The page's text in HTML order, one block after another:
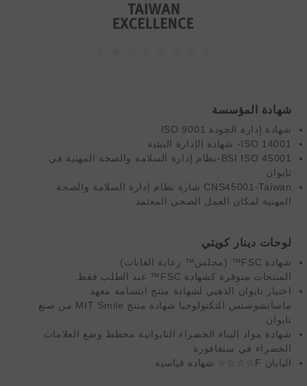
شهادة المؤسسة
شهادة إدارة الجودة ISO 9001
ISO 14001- شهادة الإدارة البيئية
BSI ISO 45001-نظام إدارة السلامة والصحة المهنية في
تايوان
CNS45001-Taiwan شارة نظام إدارة السلامة والصحة
المهنية لمكان العمل الصحي المعتمد
لوحات دينار كويتي
شهادة FSC™ (مجلس™ رعاية الغابات)
المنتجات متوفرة كشهادة FSC™
عند الطلب فقط.
اختيار تايوان الذهبي لشهادة منتج ابتسامة معهد
ماساتشوستس للتكنولوجيا شهادة منتج MIT Smile من صنع
تايوان
شهادة مواد البناء الخضراء التايوانية مخطط وضع العلامات
الخضراء في سنغافورة
اليابان F☆☆☆☆ شهادة قياسية